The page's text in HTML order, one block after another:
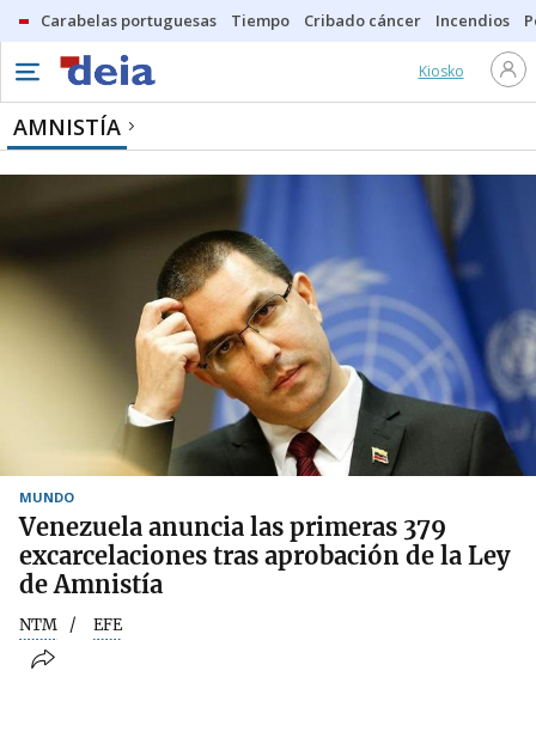
Carabelas portuguesas Tiempo Cribado cáncer Incendios
Kiosko
AMNISTÍA
MUNDO
Venezuela anuncia las primeras 379
excarcelaciones tras aprobación de la Ley
de Amnistía
NTM EFE